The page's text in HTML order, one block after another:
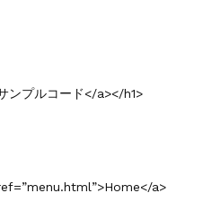
ンプルコード</a></h1>
a>